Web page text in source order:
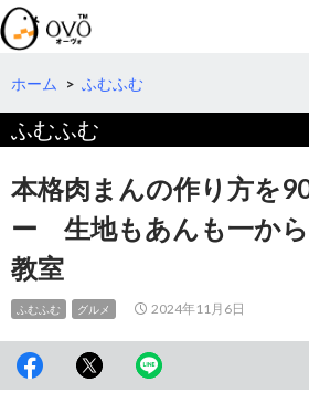
検
索
コ
テ
へ
動
ホーム > ふむふむ
ふむふむ
本格肉まんの作り方を
ー 生地もあんも一か
教室
ふむふむ グルメ 2024年11月6日